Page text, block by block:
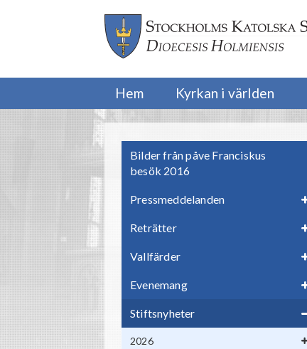
Hem Kyrkan i världen
Bilder från påve Franciskus
besök 2016
Pressmeddelanden
Reträtter
Vallfärder
Evenemang
Stiftsnyheter
2026